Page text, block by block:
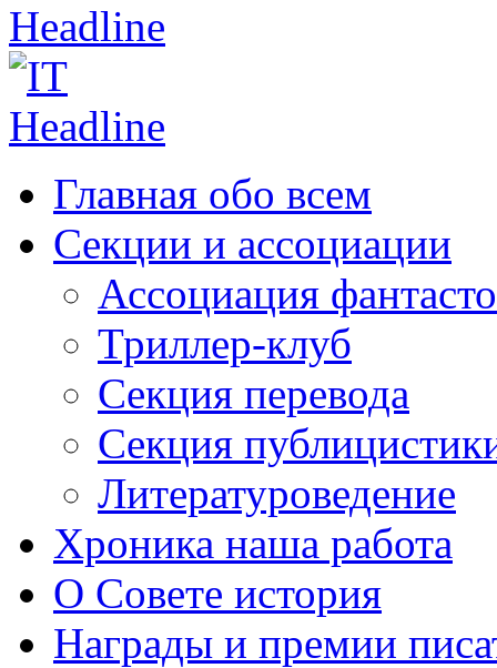
Главная обо всем
Секции и ассоциации
Ассоциация
Триллер-клуб
Секция перевода
Секция
Литературоведение
Хроника наша работа
О Совете история
Награды и премии